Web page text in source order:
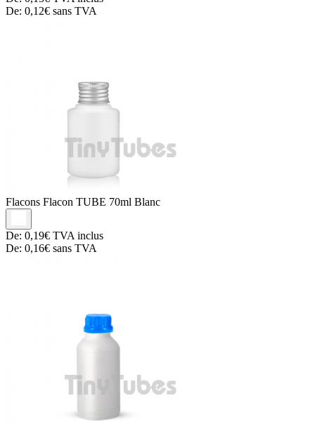
De: 0,12€ sans TVA
Flacons Flacon TUBE 70ml Blanc
De: 0,19€ TVA inclus
De: 0,16€ sans TVA